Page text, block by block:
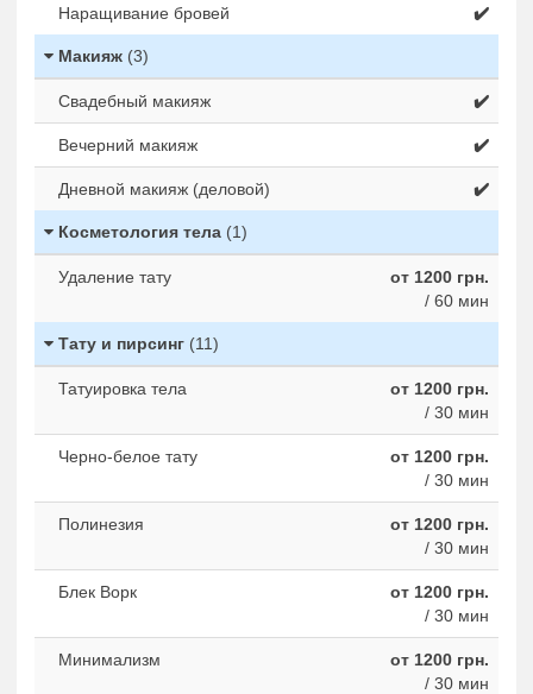
Наращивание бровей ✔️
Макияж (3)
Свадебный макияж ✔️
Вечерний макияж ✔️
Дневной макияж (деловой) ✔️
Косметология тела (1)
Удаление тату
от 1200 грн.
/ 60 мин
Тату и пирсинг (11)
Татуировка тела
от 1200 грн.
/ 30 мин
Черно-белое тату
от 1200 грн.
/ 30 мин
Полинезия
от 1200 грн.
/ 30 мин
Блек Ворк
от 1200 грн.
/ 30 мин
Минимализм
от 1200 грн.
/ 30 мин